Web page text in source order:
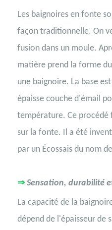
Les baignoires en fonte
façon traditionnelle. On
fusion dans un moule.
matière prend la forme
une baignoire. La base
épaisse couche d'émail
température. Ce
sur la fonte. Il a été
par un Écossais du nom
⇒ Sensation, durabilité
La capacité de la
dépend de l'épaisseur de